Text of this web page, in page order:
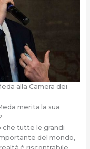
alla Camera dei
merita la sua
che tutte le grandi
del mondo,